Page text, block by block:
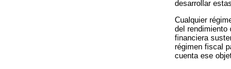
desarrollar
Cualquier
del rendimiento
financiera
régimen fiscal
cuenta ese